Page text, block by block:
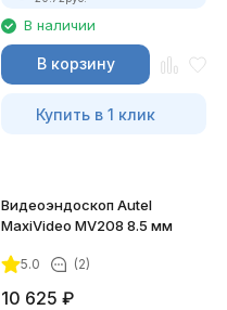
В наличии
В корзину
Купить в 1 клик
Видеоэндоскоп Autel
MaxiVideo MV208 8.5 мм
5.0 (2)
10 625 ₽